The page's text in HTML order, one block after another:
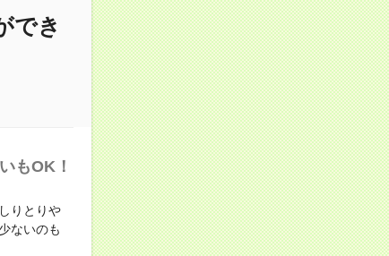
でき
もOK！
りとりや
ないのも